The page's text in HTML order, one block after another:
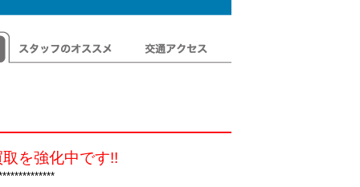
を強化中です!!